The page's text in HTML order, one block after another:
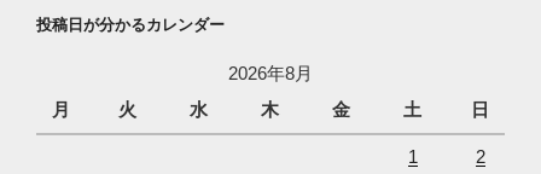
投稿日が分かるカレンダー
2026年8月
月
火 水 木 金 土 日
1 2